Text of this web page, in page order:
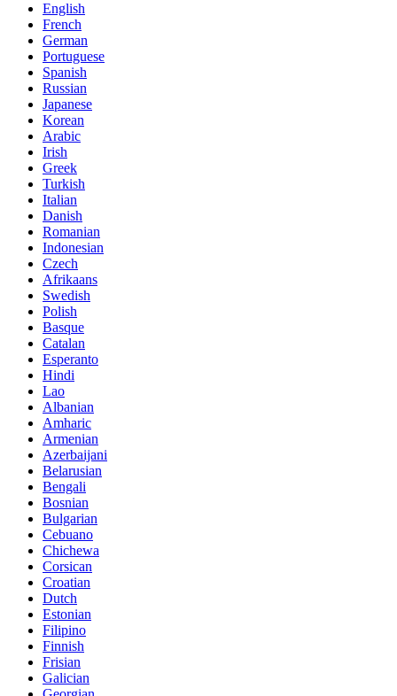
English
French
German
Portuguese
Spanish
Russian
Japanese
Korean
Arabic
Irish
Greek
Turkish
Italian
Danish
Romanian
Indonesian
Czech
Afrikaans
Swedish
Polish
Basque
Catalan
Esperanto
Hindi
Lao
Albanian
Amharic
Armenian
Azerbaijani
Belarusian
Bengali
Bosnian
Bulgarian
Cebuano
Chichewa
Corsican
Croatian
Dutch
Estonian
Filipino
Finnish
Frisian
Galician